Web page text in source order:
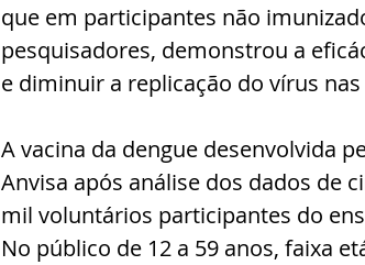
que em participantes não
pesquisadores, demonstrou a
e diminuir a replicação do vírus nas
A vacina da dengue desenvolvida
Anvisa após análise dos dados de
mil voluntários participantes do
No público de 12 a 59 anos, faixa